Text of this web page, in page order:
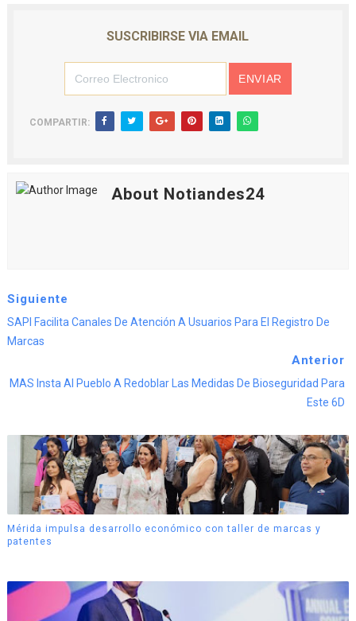
SUSCRIBIRSE VIA EMAIL
COMPARTIR:
About Notiandes24
Siguiente
SAPI Facilita Canales De Atención A Usuarios Para El Registro De
Marcas
Anterior
MAS Insta Al Pueblo A Redoblar Las Medidas De Bioseguridad Para
Este 6D
Mérida impulsa desarrollo económico con taller de marcas y
patentes